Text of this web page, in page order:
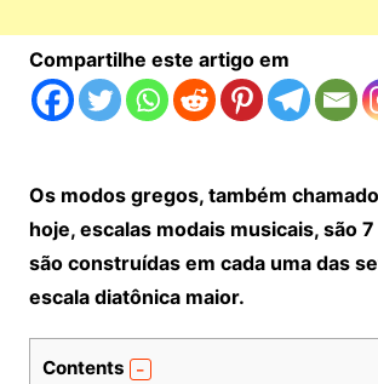
Compartilhe este artigo em
Os modos gregos, também
hoje, escalas modais musicais, são
são construídas em cada uma das
escala diatônica maior.
Contents